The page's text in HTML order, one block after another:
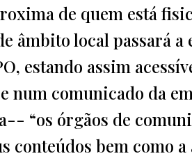
de quem está
âmbito local passará
estando assim
num comunicado da
“os órgãos de
conteúdos bem como